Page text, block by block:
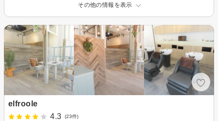
その他の情報を表示
elfroole
4.3
(23件)